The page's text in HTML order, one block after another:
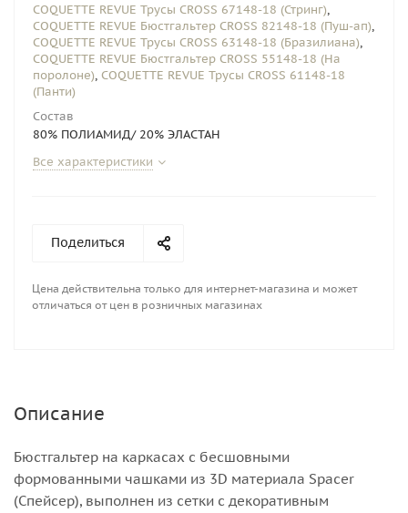
COQUETTE REVUE Трусы CROSS 67148-18 (Стринг),
COQUETTE REVUE Бюстгальтер CROSS 82148-18 (Пуш-ап),
COQUETTE REVUE Трусы CROSS 63148-18 (Бразилиана),
COQUETTE REVUE Бюстгальтер CROSS 55148-18 (На
поролоне), COQUETTE REVUE Трусы CROSS 61148-18
(Панти)
Состав
80% ПОЛИАМИД/ 20% ЭЛАСТАН
Все характеристики
Поделиться
Цена действительна только для интернет-магазина и может
отличаться от цен в розничных магазинах
Описание
Бюстгальтер на каркасах с бесшовными
формованными чашками из 3D материала Spacer
(Спейсер), выполнен из сетки с декоративным